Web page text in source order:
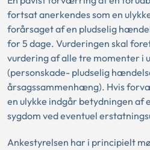
fortsat anerkendes som en
forårsaget af en pludselig
for 5 dage. Vurderingen skal
vurdering af alle tre momenter i
(personskade- pludselig
årsagssammenhæng). Hvis
en ulykke indgår betydningen af
sygdom ved eventuel
Ankestyrelsen har i principielt